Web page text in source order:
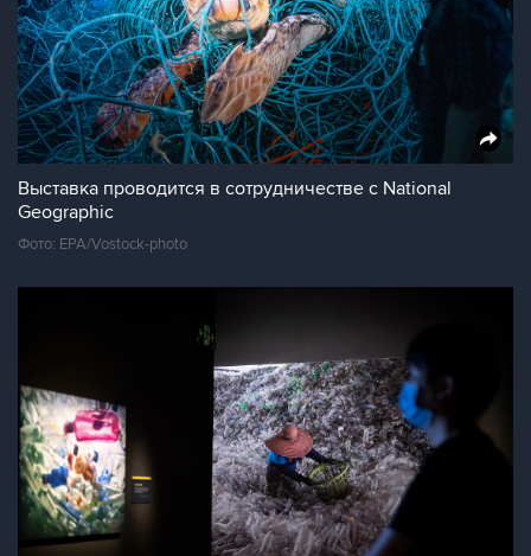
Выставка проводится в сотрудничестве с National
Geographic
Фото: EPA/Vostock-photo